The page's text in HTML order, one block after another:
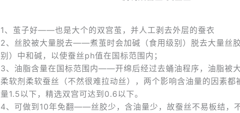
1、茧子好——也是大个的双宫茧，并人工剥去外层的蚕衣
2、丝胶被大量脱去——煮茧时会加碱（食用级别）脱去大量丝
别）中和碱，以使蚕丝ph值在国标范围内；
3、油脂含量在国标范围内——开绵后经过去蛹油程序，油脂被
柔软剂柔软蚕丝（不然很难拉动丝），两个影响含油量的因素都
量1.5以下，精选双宫可达到0.6以下。
4、可做到10年免翻——丝胶少，含油量少，故蚕丝不易板结，